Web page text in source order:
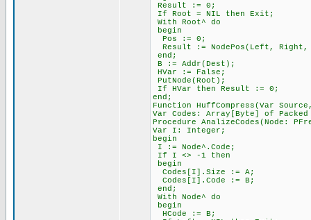
Result := 0;
If Root = NIL then Exit;
With Root^ do
begin
Pos := 0;
Result := NodePos(Left,
end;
B := Addr(Dest);
HVar := False;
PutNode(Root);
If HVar then Result := 0;
end;
Function HuffCompress(Var
Var Codes: Array[Byte] of Packed
Procedure AnalizeCodes(Node:
Var I: Integer;
begin
I := Node^.Code;
If I <> -1 then
begin
Codes[I].Size := A;
Codes[I].Code := B;
end;
With Node^ do
begin
HCode := B;